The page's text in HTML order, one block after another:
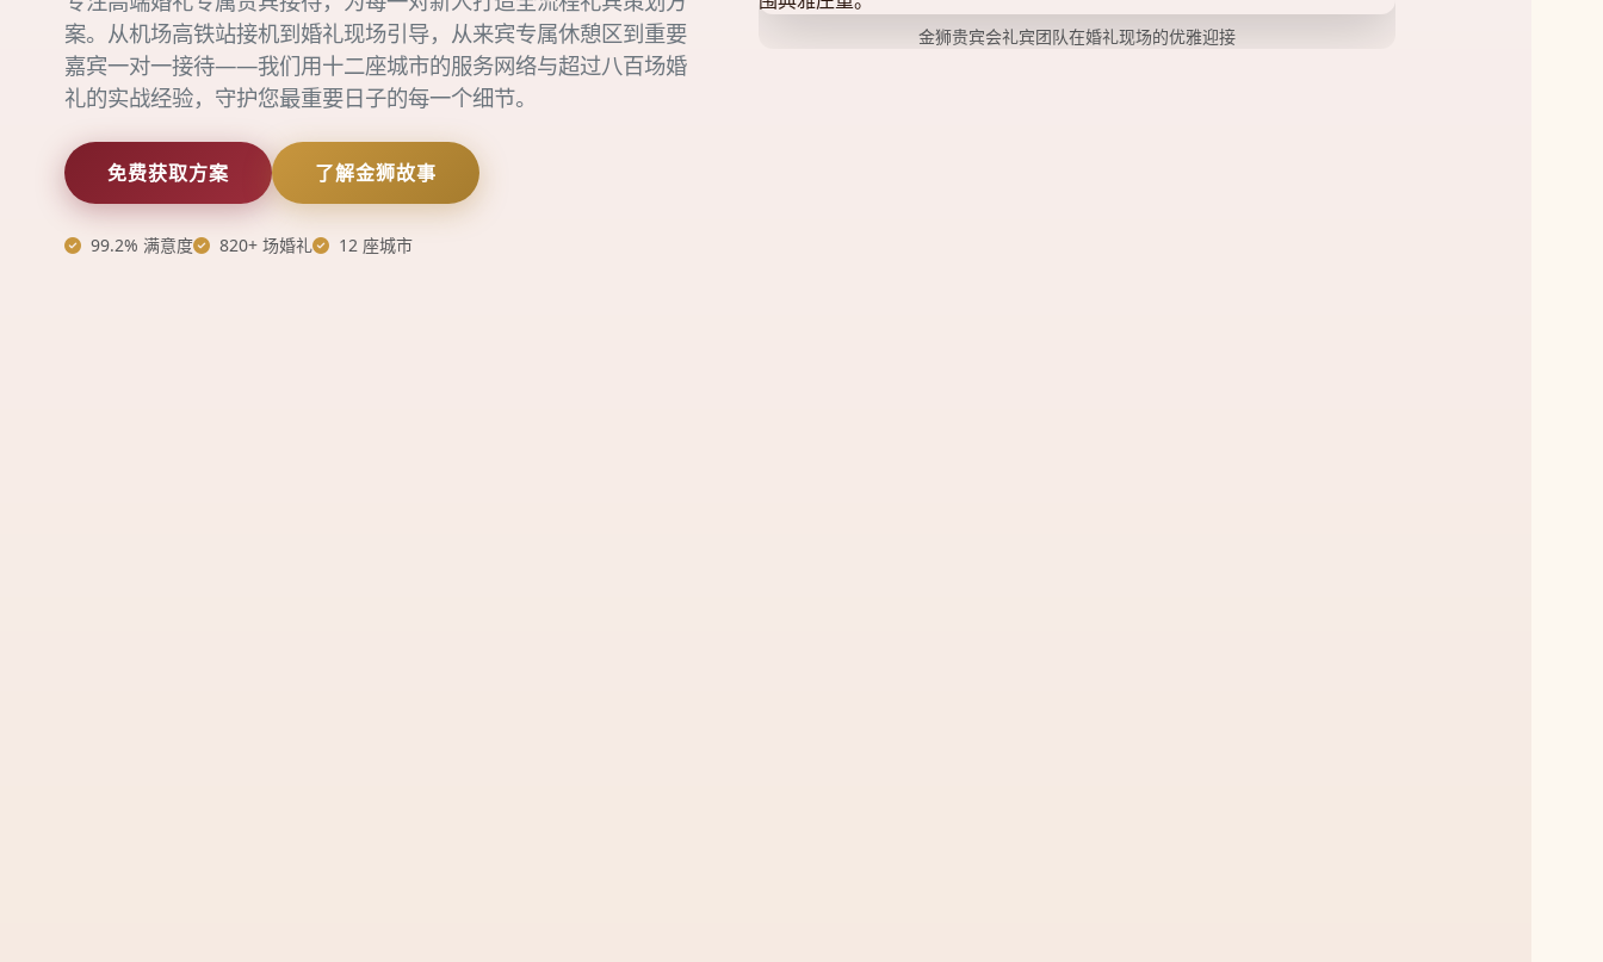
案。从机场高铁站接机到婚礼现场引导，从来宾专属休憩区到重要
嘉宾一对一接待——我们用十二座城市的服务网络与超过八百场婚
礼的实战经验，守护您最重要日子的每一个细节。
免费获取方案 了解金狮故事
99.2% 满意度 820+ 场婚礼 12 座城市
金狮贵宾会礼宾团队在婚礼现场的优雅迎接